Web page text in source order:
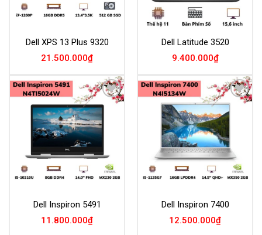
Dell XPS 13 Plus 9320
21.500.000₫
Dell Latitude 3520
9.400.000₫
Add to
Wishlist
Dell Inspiron 5491
11.800.000₫
Add to
Wishlist
Dell Inspiron 7400
12.500.000₫